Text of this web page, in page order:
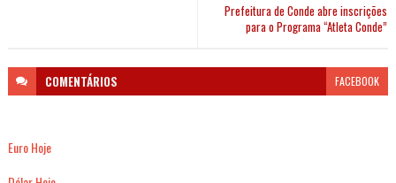
Prefeitura de Conde abre inscrições
para o Programa “Atleta Conde”
COMENTÁRIOS FACEBOOK
Euro Hoje